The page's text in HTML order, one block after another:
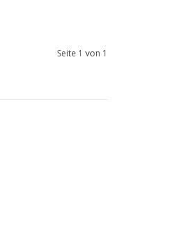
Seite 1 von 1